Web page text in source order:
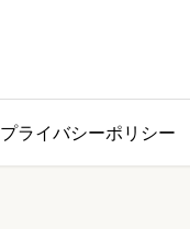
プライバシーポリシー